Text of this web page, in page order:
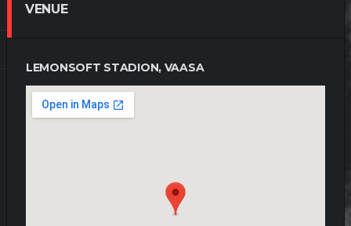
VENUE
LEMONSOFT STADION, VAASA